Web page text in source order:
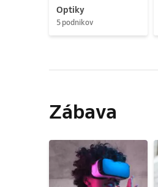
Optiky
5 podnikov
Zábava